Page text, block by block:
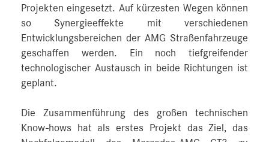
Projekten eingesetzt. Auf kürzesten Wegen können
so Synergieeffekte mit verschiedenen
Entwicklungsbereichen der AMG Straßenfahrzeuge
geschaffen werden. Ein noch tiefgreifender
technologischer Austausch in beide Richtungen ist
geplant.
Die Zusammenführung des großen technischen
Know-hows hat als erstes Projekt das Ziel, das